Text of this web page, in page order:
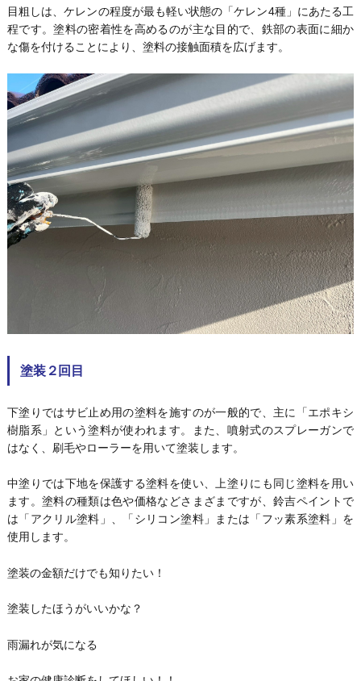
目粗しは、ケレンの程度が最も軽い状態の「ケレン4種」にあたる工
程です。塗料の密着性を高めるのが主な目的で、鉄部の表面に細か
な傷を付けることにより、塗料の接触面積を広げます。
塗装２回目
下塗りではサビ止め用の塗料を施すのが一般的で、主に「エポキシ
樹脂系」という塗料が使われます。また、噴射式のスプレーガンで
はなく、刷毛やローラーを用いて塗装します。
中塗りでは下地を保護する塗料を使い、上塗りにも同じ塗料を用い
ます。塗料の種類は色や価格などさまざまですが、鈴吉ペイントで
は「アクリル塗料」、「シリコン塗料」または「フッ素系塗料」を
使用します。
塗装の金額だけでも知りたい！
塗装したほうがいいかな？
雨漏れが気になる